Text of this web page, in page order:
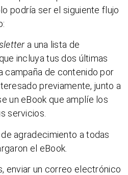
podría ser el siguiente flujo
a una lista de
incluya tus dos últimas
campaña de contenido por
previamente, junto a
un eBook que amplíe los
servicios.
de agradecimiento a todas
el eBook.
enviar un correo electrónico